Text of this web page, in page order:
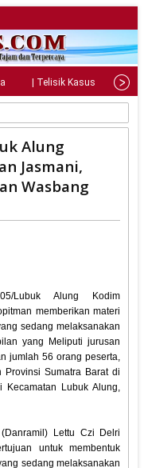
| Telisik Kasus |
Alung
Jasmani,
Wasbang
Lubuk Alung Kodim
memberikan materi
sedang melaksanakan
yang Meliputi jurusan
jumlah 56 orang peserta,
Sumatra Barat di
Kecamatan Lubuk Alung,
Lettu Czi Delri
untuk membentuk
sedang melaksanakan